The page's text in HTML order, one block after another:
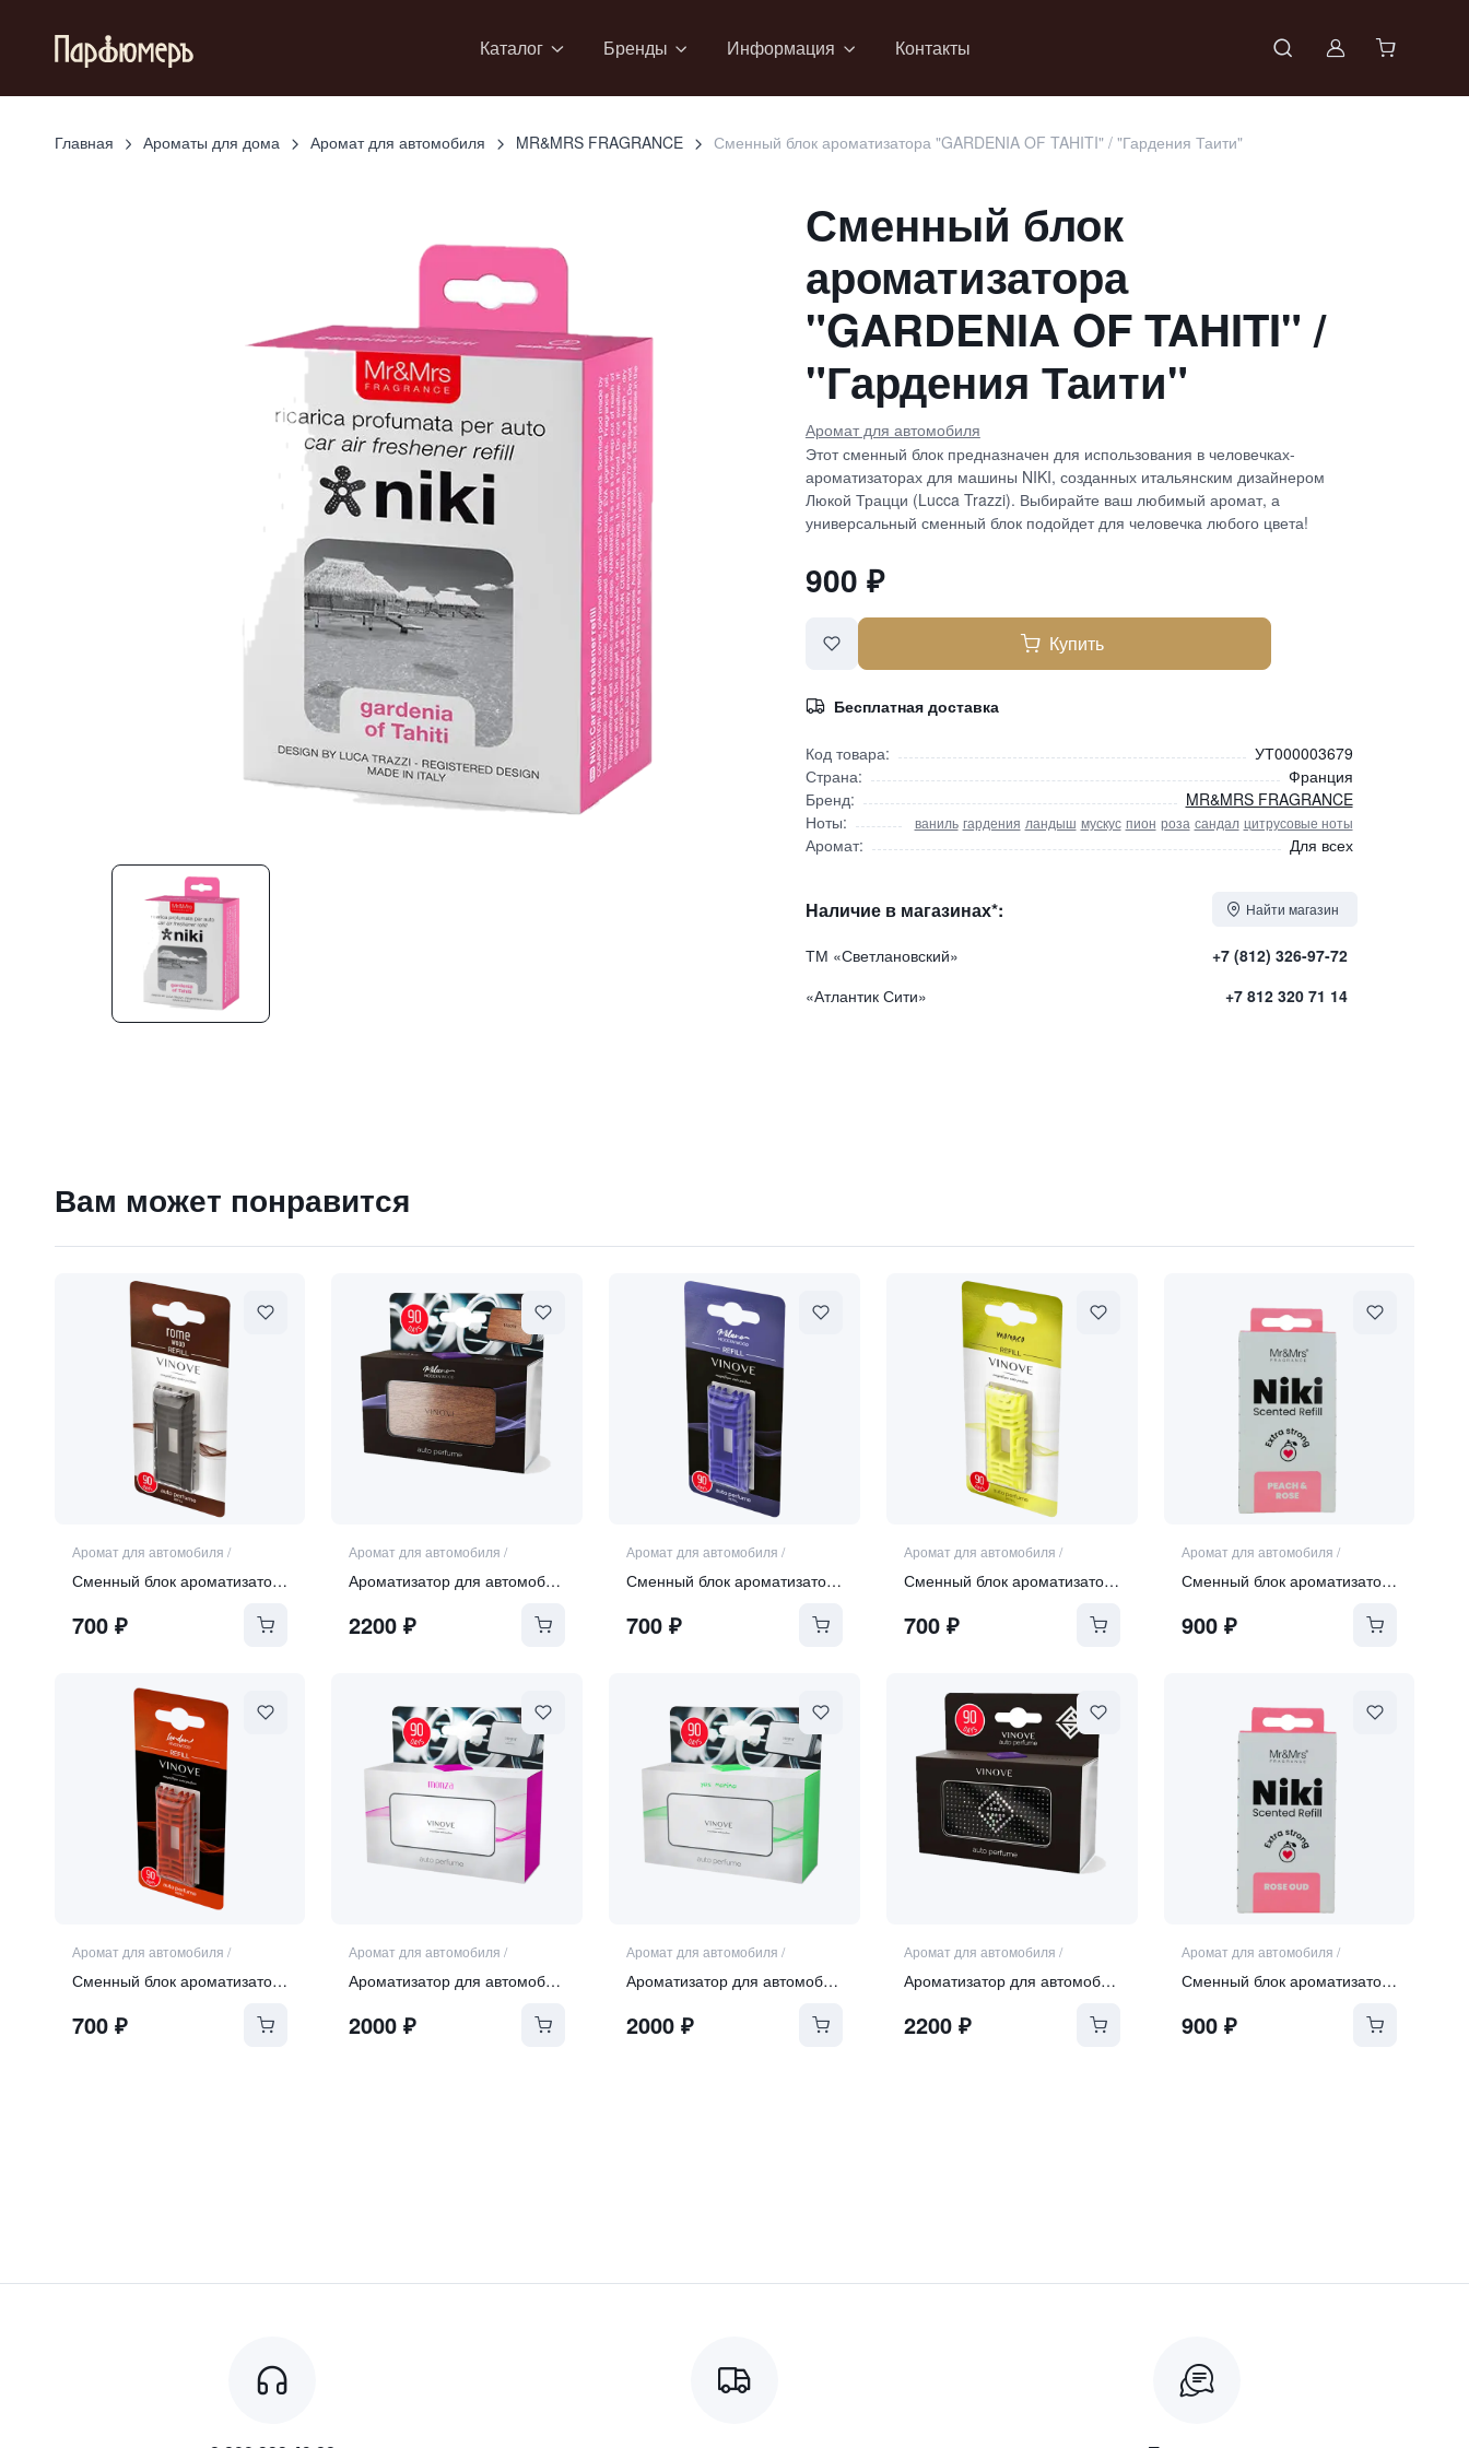
Каталог Бренды Информация Контакты Войти в
Главная Ароматы для дома Аромат для автомобиля MR&MRS FRAGRANCE Сменный блок ароматизатора "GARDENIA OF TAHITI" / "Гардения Таити"
Сменный блок
ароматизатора
"GARDENIA OF TAHITI" /
"Гардения Таити"
Аромат для автомобиля
Этот сменный блок предназначен для использования в человечках-
ароматизаторах для машины NIKI, созданных итальянским дизайнером
Люкой Трацци (Lucca Trazzi). Выбирайте ваш любимый аромат, а
универсальный сменный блок подойдет для человечка любого цвета!
900 ₽
Купить
Бесплатная доставка
Код товара:
УТ000003679
Страна:
Франция
Бренд:
MR&MRS FRAGRANCE
Ноты:
ваниль гардения ландыш мускус пион роза сандал цитрусовые ноты
Аромат: Для всех
Наличие в магазинах*: Найти магазин
ТМ «Светлановский»
+7 (812) 326-97-72
«Атлантик Сити»
+7 812 320 71 14
Вам может понравится
Аромат для автомобиля /
Сменный блок ароматизатора ROME
700₽
Аромат для автомобиля /
Ароматизатор для автомобиля
2200 ₽
Аромат для автомобиля /
Сменный блок ароматизатора MILAN
700 ₽
Аромат для автомобиля /
Сменный блок ароматизатора MONACO
700₽
Аромат для автомобиля /
Сменный блок ароматизатора "PEACH&ROSE"
900₽
Аромат для автомобиля /
Сменный блок ароматизатора LONDON
700₽
Аромат для автомобиля /
Ароматизатор для автомобиля
2000 ₽
Аромат для автомобиля /
Ароматизатор для автомобиля
2000 ₽
Аромат для автомобиля /
Ароматизатор для автомобиля
2200₽
Аромат для автомобиля /
Сменный блок ароматизатора "ROSE OUD"
900₽